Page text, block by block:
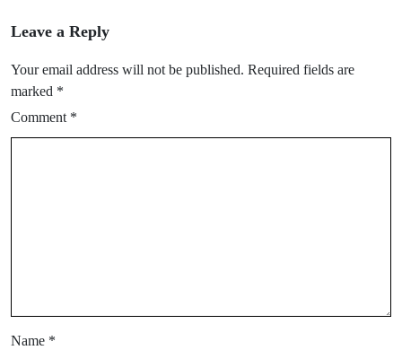
Leave a Reply
Your email address will not be published. Required fields are
marked *
Comment *
Name *